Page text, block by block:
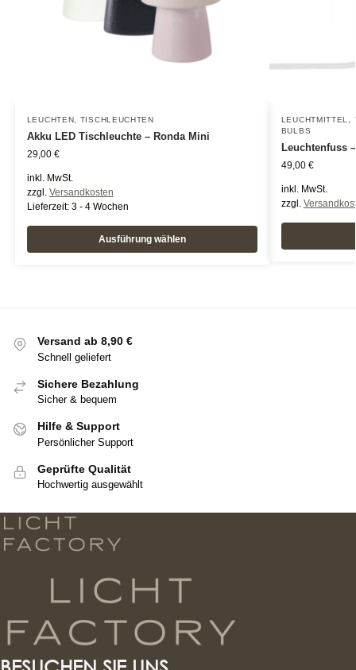
LEUCHTEN, TISCHLEUCHTEN
Akku LED Tischleuchte – Ronda Mini
29,00 €
inkl. MwSt.
zzgl. Versandkosten
Lieferzeit: 3 - 4 Wochen
Ausführung wählen
LEUCHTMITTEL,
BULBS
Leuchtenfuss
49,00 €
inkl. MwSt.
zzgl.
Versand ab 8,90 €
Schnell geliefert
Sichere Bezahlung
Sicher & bequem
Hilfe & Support
Persönlicher Support
Geprüfte Qualität
Hochwertig ausgewählt